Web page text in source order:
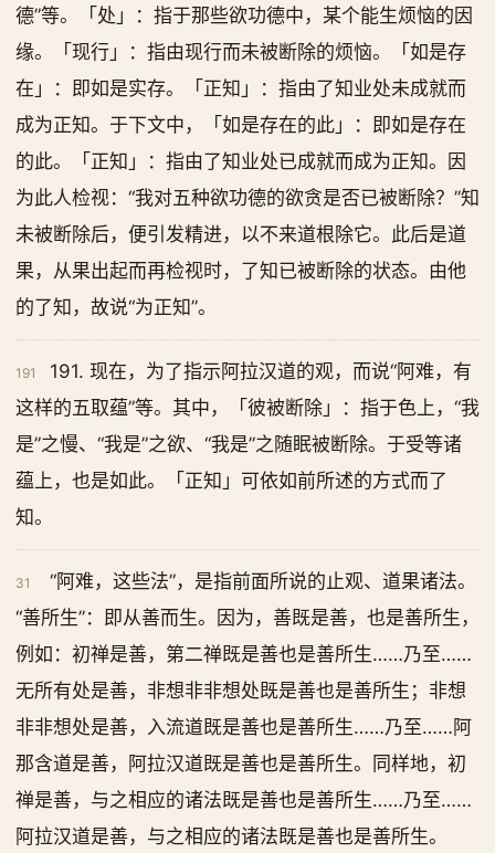
德”等。「处」：指于那些欲功德中，某个能生烦恼的因
缘。「现行」：指由现行而未被断除的烦恼。「如是存
在」：即如是实存。「正知」：指由了知业处未成就而
成为正知。于下文中，「如是存在的此」：即如是存在
的此。「正知」：指由了知业处已成就而成为正知。因
为此人检视：“我对五种欲功德的欲贪是否已被断除？”知
未被断除后，便引发精进，以不来道根除它。此后是道
果，从果出起而再检视时，了知已被断除的状态。由他
的了知，故说“为正知”。
191
191. 现在，为了指示阿拉汉道的观，而说“阿难，有
这样的五取蕴”等。其中，「彼被断除」：指于色上，“我
是”之慢、“我是”之欲、“我是”之随眠被断除。于受等诸
蕴上，也是如此。「正知」可依如前所述的方式而了
知。
31
“阿难，这些法”，是指前面所说的止观、道果诸法。
“善所生”：即从善而生。因为，善既是善，也是善所生，
例如：初禅是善，第二禅既是善也是善所生……乃至……
无所有处是善，非想非非想处既是善也是善所生；非想
非非想处是善，入流道既是善也是善所生……乃至……阿
那含道是善，阿拉汉道既是善也是善所生。同样地，初
禅是善，与之相应的诸法既是善也是善所生……乃至……
阿拉汉道是善，与之相应的诸法既是善也是善所生。